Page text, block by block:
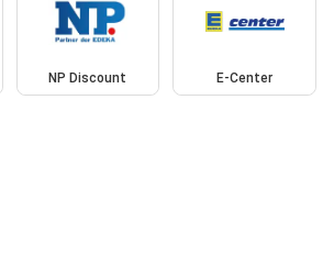
NP Discount E-Center